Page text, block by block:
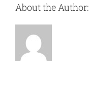
About the Author: